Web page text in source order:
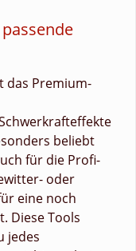
das Premium-
beliebt
für die Profi-
oder
eine noch
Diese Tools
jedes